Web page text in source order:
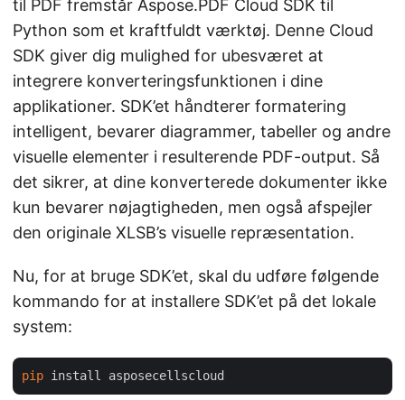
til PDF fremstår Aspose.PDF Cloud SDK til
Python som et kraftfuldt værktøj. Denne Cloud
SDK giver dig mulighed for ubesværet at
integrere konverteringsfunktionen i dine
applikationer. SDK’et håndterer formatering
intelligent, bevarer diagrammer, tabeller og andre
visuelle elementer i resulterende PDF-output. Så
det sikrer, at dine konverterede dokumenter ikke
kun bevarer nøjagtigheden, men også afspejler
den originale XLSB’s visuelle repræsentation.
Nu, for at bruge SDK’et, skal du udføre følgende
kommando for at installere SDK’et på det lokale
system:
pip